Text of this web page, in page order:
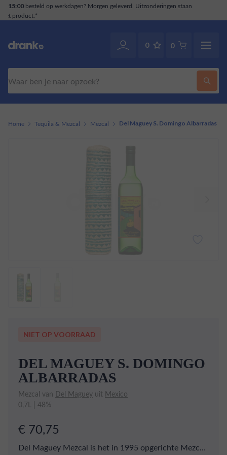
Klantenservice070-2141946. Ook via WhatsApp.
0 0
Home Tequila & Mezcal Mezcal Del Maguey S. Domingo Albarradas
NIET OP VOORRAAD
DEL MAGUEY S. DOMINGO
ALBARRADAS
Mezcal van Del Maguey uit Mexico
0,7L | 48%
€ 70,75
Del Maguey Mezcal is het in 1995 opgerichte Mezcal